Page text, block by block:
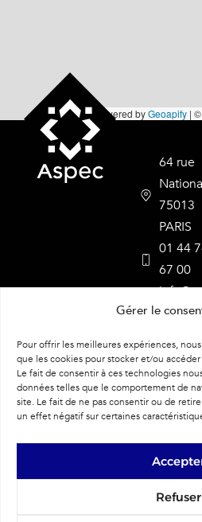
Gérer le
Pour offrir les meilleures expériences,
que les cookies pour stocker et/ou
Le fait de consentir à ces technologies
données telles que le comportement de
site. Le fait de ne pas consentir ou de
un effet négatif sur certaines
Refuser
Powered byGeoapify | ©
64 rue
75013
PARIS
01 44
67 00
ASPEC